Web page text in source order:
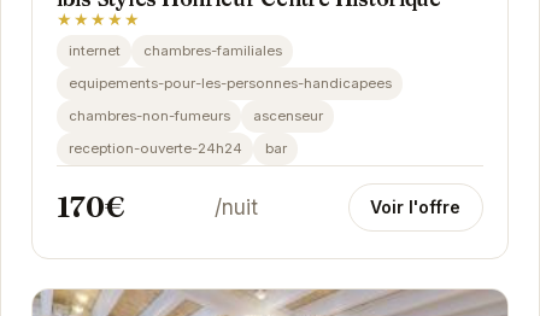
★★★★★
internet
chambres-familiales
equipements-pour-les-personnes-handicapees
chambres-non-fumeurs
ascenseur
reception-ouverte-24h24
bar
170€ /nuit Voir l'offre